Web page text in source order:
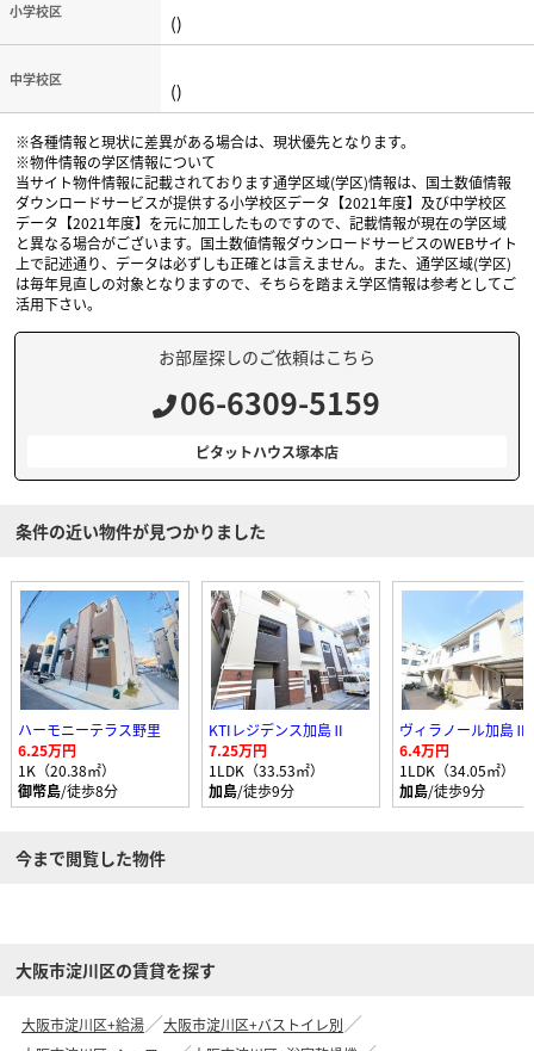
小学校区 ()
中学校区 ()
※各種情報と現状に差異がある場合は、現状優先となります。
※物件情報の学区情報について
当サイト物件情報に記載されております通学区域(学区)情報は、国土数値情報
ダウンロードサービスが提供する小学校区データ【2021年度】及び中学校区
データ【2021年度】を元に加工したものですので、記載情報が現在の学区域
と異なる場合がございます。国土数値情報ダウンロードサービスのWEBサイト
上で記述通り、データは必ずしも正確とは言えません。また、通学区域(学区)
は毎年見直しの対象となりますので、そちらを踏まえ学区情報は参考としてご
活用下さい。
お部屋探しのご依頼はこちら
06-6309-5159
ピタットハウス塚本店
条件の近い物件が見つかりました
ハーモニーテラス野里
6.25万円
1K（20.38㎡）
御幣島/徒歩8分
KTIレジデンス加島Ⅱ
7.25万円
1LDK（33.53㎡）
加島/徒歩9分
ヴィラノール加島Ⅱ
6.4万円
1LDK（34.05㎡）
加島/徒歩9分
今まで閲覧した物件
大阪市淀川区の賃貸を探す
大阪市淀川区+給湯
大阪市淀川区+バストイレ別